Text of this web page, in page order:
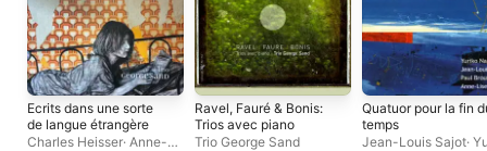
Ecrits dans une sorte
de langue étrangère
Charles Heisser· Anne-
Ravel, Fauré & Bonis:
Trios avec piano
Trio George Sand
Quatuor pour la fin
temps
Jean-Louis Sajot·